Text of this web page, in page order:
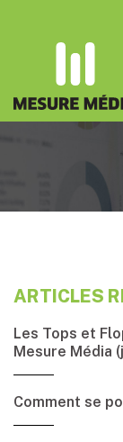
ARTICLES
Les Tops et
Mesure Média
Comment se